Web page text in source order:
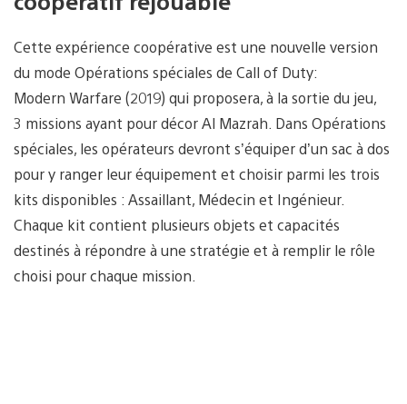
Cette expérience coopérative est une nouvelle version
du mode Opérations spéciales de Call of Duty:
Modern Warfare (2019) qui proposera, à la sortie du jeu,
3 missions ayant pour décor Al Mazrah. Dans Opérations
spéciales, les opérateurs devront s’équiper d’un sac à dos
pour y ranger leur équipement et choisir parmi les trois
kits disponibles : Assaillant, Médecin et Ingénieur.
Chaque kit contient plusieurs objets et capacités
destinés à répondre à une stratégie et à remplir le rôle
choisi pour chaque mission.